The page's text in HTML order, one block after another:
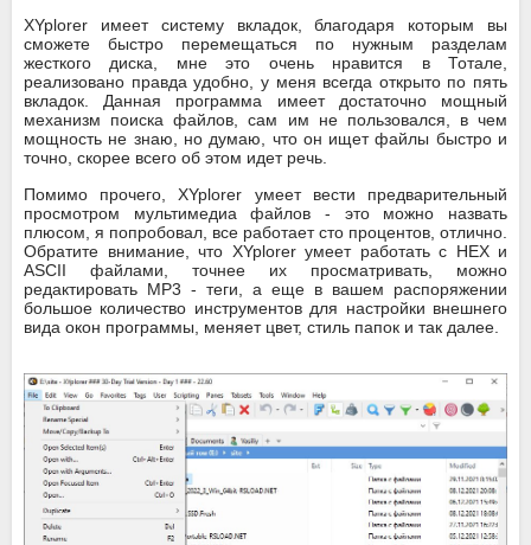
XYplorer имеет систему вкладок, благодаря которым вы
сможете быстро перемещаться по нужным разделам
жесткого диска, мне это очень нравится в Тотале,
реализовано правда удобно, у меня всегда открыто по пять
вкладок. Данная программа имеет достаточно мощный
механизм поиска файлов, сам им не пользовался, в чем
мощность не знаю, но думаю, что он ищет файлы быстро и
точно, скорее всего об этом идет речь.
Помимо прочего, XYplorer умеет вести предварительный
просмотром мультимедиа файлов - это можно назвать
плюсом, я попробовал, все работает сто процентов, отлично.
Обратите внимание, что XYplorer умеет работать с HEX и
ASCII файлами, точнее их просматривать, можно
редактировать MP3 - теги, а еще в вашем распоряжении
большое количество инструментов для настройки внешнего
вида окон программы, меняет цвет, стиль папок и так далее.